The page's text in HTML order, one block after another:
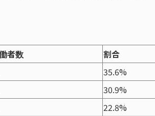
者数
割合
35.6%
30.9%
22.8%